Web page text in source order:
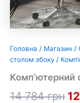
Головна / Магазин /
столом збоку /
Комп’ютерний
14 784грн